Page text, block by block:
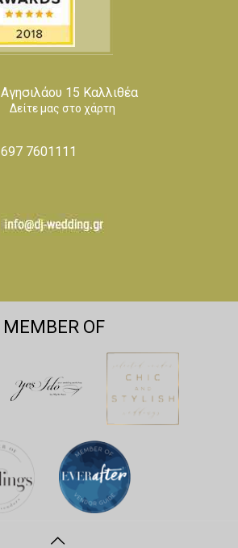
Αγησιλάου 15 Καλλιθέα
Δείτε μας στο χάρτη
697 7601111
MEMBER OF